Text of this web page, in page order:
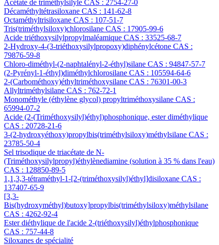
Acétate de triméthylsilyle CAS : 2754-27-0
Décaméthyltétrasiloxane CAS : 141-62-8
Octaméthyltrisiloxane CAS : 107-51-7
Tris(triméthylsiloxy)chlorosilane CAS : 17905-99-6
Acide triéthoxysilylpropylmaléamique CAS : 33525-68-7
2-Hydroxy-4-(3-triéthoxysilylpropoxy)diphénylcétone CAS :
79876-59-8
Chloro-diméthyl-(2-naphtalényl-2-éthyl)silane CAS : 94847-57-7
(2-Pyrényl-1-éthyl)diméthylchlorosilane CAS : 105594-64-6
2-(Carbométhoxy)éthyltriméthoxysilane CAS : 76301-00-3
Allyltriméthylsilane CAS : 762-72-1
Monométhyle (éthylène glycol) propyltriméthoxysilane CAS :
65994-07-2
Acide (2-(Triméthoxysilyl)éthyl)phosphonique, ester diméthylique
CAS : 20728-21-6
3-(2-hydroxyéthoxy)propylbis(triméthylsiloxy)méthylsilane CAS :
23785-50-4
Sel trisodique de triacétate de N-
(Triméthoxysilylpropyl)éthylènediamine (solution à 35 % dans l'eau)
CAS : 128850-89-5
1,1,3,3-tétraméthyl-1-[2-(triméthoxysilyl)éthyl]disiloxane CAS :
137407-65-9
[3,3-
Bis(hydroxyméthyl)butoxy]propylbis(triméthylsiloxy)méthylsilane
CAS : 4262-92-4
Ester diéthylique de l'acide 2-(triéthoxysilyl)éthylphosphonique
CAS : 757-44-8
Siloxanes de spécialité